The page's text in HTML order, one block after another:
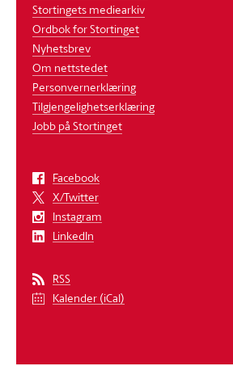
Stortingets mediearkiv
Ordbok for Stortinget
Nyhetsbrev
Om nettstedet
Personvernerklæring
Tilgjengelighetserklæring
Jobb på Stortinget
Facebook
X/Twitter
Instagram
LinkedIn
RSS
Kalender (iCal)